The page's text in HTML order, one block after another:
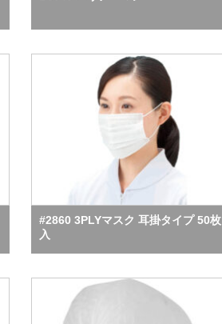
#2860 3PLYマスク 耳掛タイプ 50枚
入